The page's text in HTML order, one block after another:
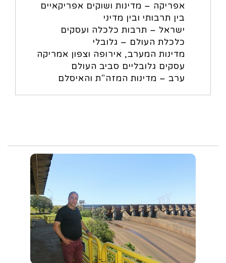
אפריקה – מדינות ושוקים אפריקאיים
בין תרבותי ובין מדיני
ישראל – תרבות כלכלה ועסקים
כלכלת העולם – גלובלי
מדינות המערב, אירופה וצפון אמריקה
עסקים גלובליים סביב העולם
ערב – מדינות המזה"ת והאיסלם